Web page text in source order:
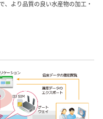
、より品質の良い水産物の加工・